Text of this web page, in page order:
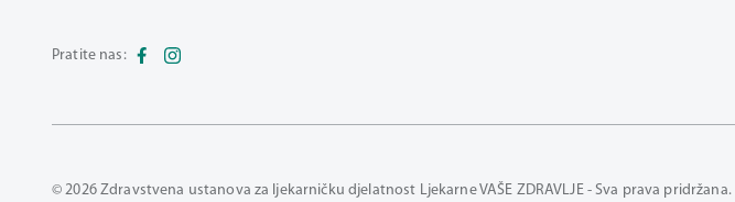
Pratite nas:
© 2026 Zdravstvena ustanova za ljekarničku djelatnost Ljekarne VAŠE ZDRAVLJE - Sva prava pridržana. |